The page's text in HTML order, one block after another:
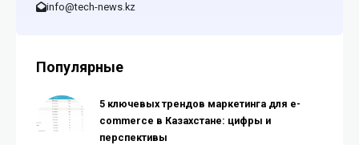
info@tech-news.kz
Популярные
5 ключевых трендов маркетинга для e-
commerce в Казахстане: цифры и
перспективы